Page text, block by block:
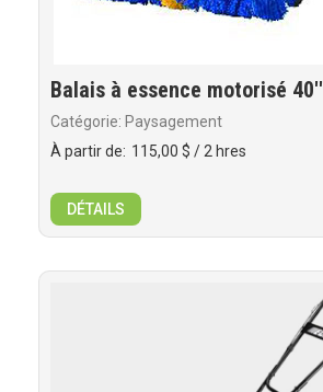
Balais à essence motorisé 40''
Catégorie: Paysagement
À partir de: 115,00 $ / 2 hres
DÉTAILS